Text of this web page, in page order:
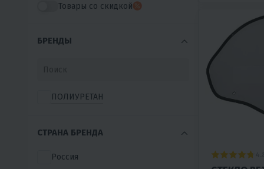
Товары со скидкой
БРЕНДЫ
ПОЛИУРЕТАН
СТРАНА БРЕНДА
Россия